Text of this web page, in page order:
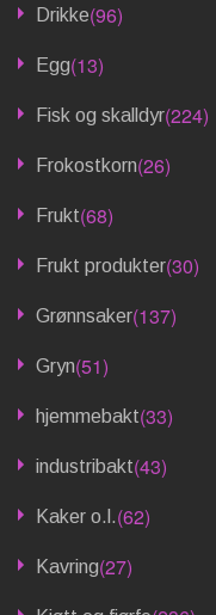
Drikke(96)
Egg(13)
Fisk og skalldyr(224)
Frokostkorn(26)
Frukt(68)
Frukt produkter(30)
Grønnsaker(137)
Gryn(51)
hjemmebakt(33)
industribakt(43)
Kaker o.l.(62)
Kavring(27)